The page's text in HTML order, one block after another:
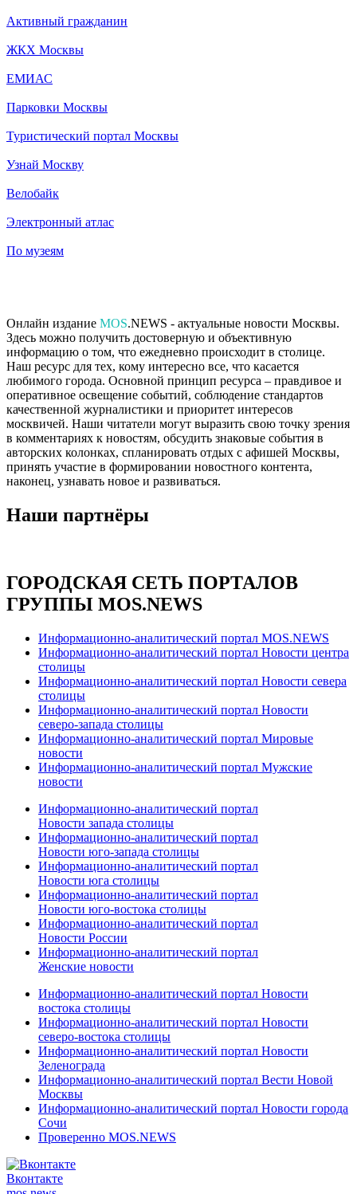
Активный гражданин
ЖКХ Москвы
ЕМИАС
Парковки Москвы
Туристический портал Москвы
Узнай Москву
Велобайк
Электронный атлас
По музеям
Онлайн издание MOS.NEWS - актуальные новости Москвы.
Здесь можно получить достоверную и объективную
информацию о том, что ежедневно происходит в столице.
Наш ресурс для тех, кому интересно все, что касается
любимого города. Основной принцип ресурса – правдивое и
оперативное освещение событий, соблюдение стандартов
качественной журналистики и приоритет интересов
москвичей. Наши читатели могут выразить свою точку зрения
в комментариях к новостям, обсудить знаковые события в
авторских колонках, спланировать отдых с афишей Москвы,
принять участие в формировании новостного контента,
наконец, узнавать новое и развиваться.
Наши партнёры
ГОРОДСКАЯ СЕТЬ ПОРТАЛОВ
ГРУППЫ MOS.NEWS
Информационно-аналитический портал MOS.NEWS
Информационно-аналитический портал Новости центра
столицы
Информационно-аналитический портал Новости севера
столицы
Информационно-аналитический портал Новости
северо-запада столицы
Информационно-аналитический портал Мировые
новости
Информационно-аналитический портал Мужские
новости
Информационно-аналитический портал
Новости запада столицы
Информационно-аналитический портал
Новости юго-запада столицы
Информационно-аналитический портал
Новости юга столицы
Информационно-аналитический портал
Новости юго-востока столицы
Информационно-аналитический портал
Новости России
Информационно-аналитический портал
Женские новости
Информационно-аналитический портал Новости
востока столицы
Информационно-аналитический портал Новости
северо-востока столицы
Информационно-аналитический портал Новости
Зеленограда
Информационно-аналитический портал Вести Новой
Москвы
Информационно-аналитический портал Новости города
Сочи
Проверенно MOS.NEWS
Вконтакте